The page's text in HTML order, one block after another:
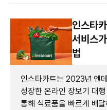
인스타
서비스
법
인스타카트는 2023년 엔
성장한 온라인 장보기 대
통해 식료품을 빠르게 배